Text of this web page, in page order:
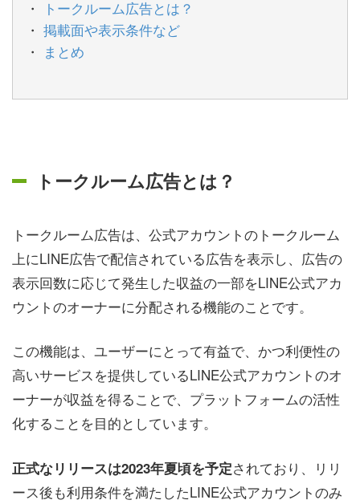
トークルーム広告とは？
掲載面や表示条件など
まとめ
トークルーム広告とは？
トークルーム広告は、公式アカウントのトークルーム
上にLINE広告で配信されている広告を表示し、広告の
表示回数に応じて発生した収益の一部をLINE公式アカ
ウントのオーナーに分配される機能のことです。
この機能は、ユーザーにとって有益で、かつ利便性の
高いサービスを提供しているLINE公式アカウントのオ
ーナーが収益を得ることで、プラットフォームの活性
化することを目的としています。
正式なリリースは2023年夏頃を予定されており、リリ
ース後も利用条件を満たしたLINE公式アカウントのみ